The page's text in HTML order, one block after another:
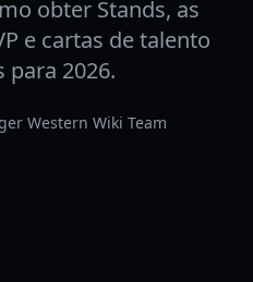
obter Stands, as
e cartas de talento
para 2026.
Western Wiki Team